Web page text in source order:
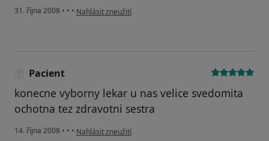
31. října 2008 • • • podle názoru uživatele David St.
Nahlásit zneužití
Pacient
konecne vyborny lekar u nas velice svedomita
ochotna tez zdravotni sestra
14. října 2008 • • • podle názoru uživatele Pacient
Nahlásit zneužití